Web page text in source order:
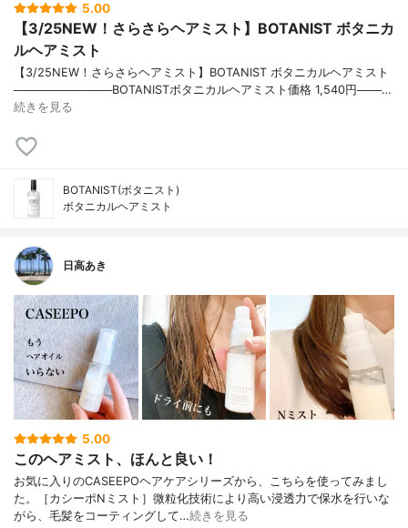
5.00
【3/25NEW！さらさらヘアミスト】BOTANIST ボタニカ
ルヘアミスト
【3/25NEW！さらさらヘアミスト】BOTANIST ボタニカルヘアミスト
────────────BOTANISTボタニカルヘアミスト価格 1,540円───…
続きを見る
BOTANIST(ボタニスト)
ボタニカルヘアミスト
日高あき
5.00
このヘアミスト、ほんと良い！
お気に入りのCASEEPOヘアケアシリーズから、こちらを使ってみまし
た。［カシーポNミスト］微粒化技術により高い浸透力で保水を行いな
がら、毛髪をコーティングして…続きを見る